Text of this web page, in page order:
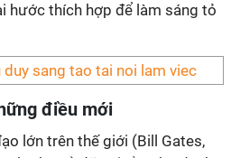
hước thích hợp để làm sáng tỏ
điều mới
lớn trên thế giới (Bill Gates,